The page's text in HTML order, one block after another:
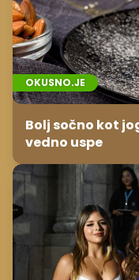
OKUSNO.JE
Bolj sočno kot
vedno uspe